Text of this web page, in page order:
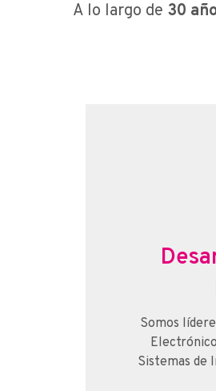
A lo largo de 30
Somos
Sistemas de